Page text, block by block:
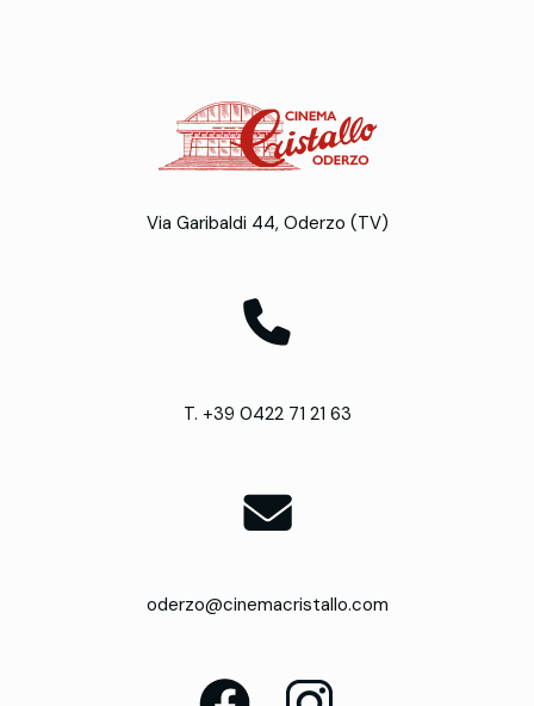
Via Garibaldi 44, Oderzo (TV)
T. +39 0422 71 21 63
oderzo@cinemacristallo.com